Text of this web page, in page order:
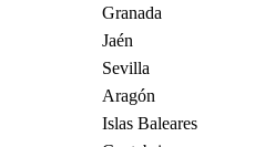
Granada
Jaén
Sevilla
Aragón
Islas Baleares